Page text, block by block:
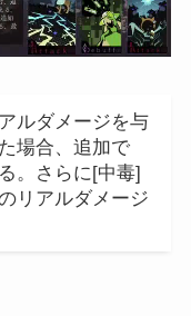
ルダメージを与
場合、追加で
。さらに[中毒]
リアルダメージ